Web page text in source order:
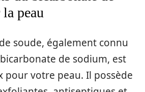
peau
soude, également connu
de sodium, est
pour votre peau. Il possède